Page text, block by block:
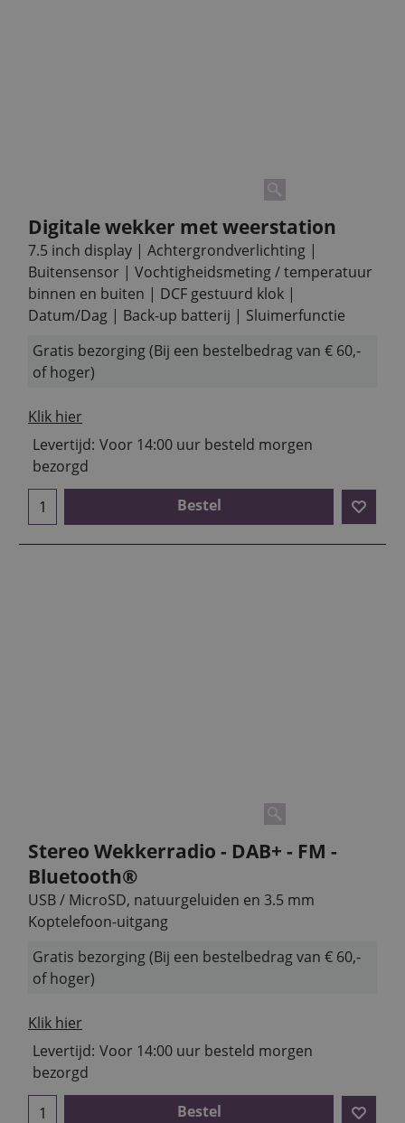
Digitale wekker met weerstation
7.5 inch display | Achtergrondverlichting |
Buitensensor | Vochtigheidsmeting / temperatuur
binnen en buiten | DCF gestuurd klok |
Datum/Dag | Back-up batterij | Sluimerfunctie
Gratis bezorging (Bij een bestelbedrag van € 60,-
of hoger)
Klik hier
Levertijd: Voor 14:00 uur besteld morgen
bezorgd
Bestel
Stereo Wekkerradio - DAB+ - FM -
Bluetooth®
USB / MicroSD, natuurgeluiden en 3.5 mm
Koptelefoon-uitgang
Gratis bezorging (Bij een bestelbedrag van € 60,-
of hoger)
Klik hier
Levertijd: Voor 14:00 uur besteld morgen
bezorgd
Bestel